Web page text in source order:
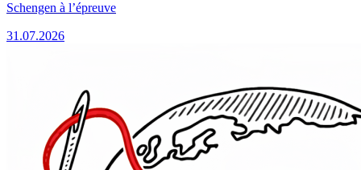
Schengen à l’épreuve
31.07.2026